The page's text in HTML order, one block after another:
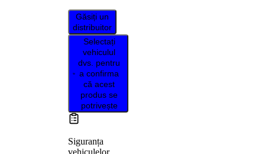
Găsiți un
distribuitor
Selectați
vehiculul
dvs. pentru
a confirma
că acest
produs se
potrivește
Siguranța
vehiculelor